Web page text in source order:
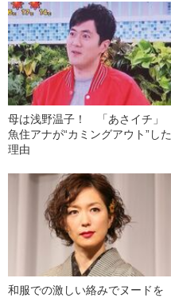
母は浅野温子！ 「あさイチ」
魚住アナが“カミングアウト”した
理由
和服での激しい絡みでヌードを